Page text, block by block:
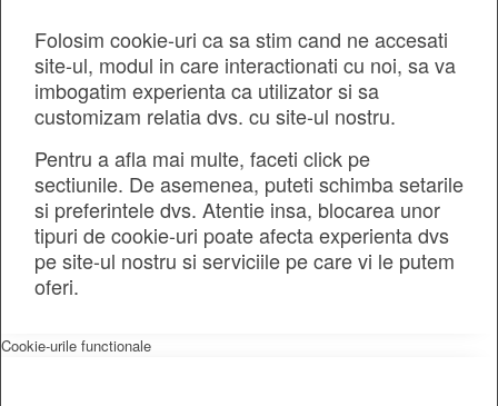
Folosim cookie-uri ca sa stim cand ne accesati
site-ul, modul in care interactionati cu noi, sa va
imbogatim experienta ca utilizator si sa
customizam relatia dvs. cu site-ul nostru.
Pentru a afla mai multe, faceti click pe
sectiunile. De asemenea, puteti schimba setarile
si preferintele dvs. Atentie insa, blocarea unor
tipuri de cookie-uri poate afecta experienta dvs
pe site-ul nostru si serviciile pe care vi le putem
oferi.
Cookie-urile functionale